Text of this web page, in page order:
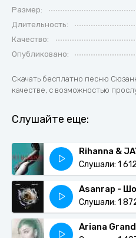
Размер:
Длительность:
Качество:
Опубликовано:
Скачать бесплатно песню
качестве, с возможностью
Слушайте еще:
Rihanna &
Слушали: 1
Asanrap -
Слушали: 1
Ariana